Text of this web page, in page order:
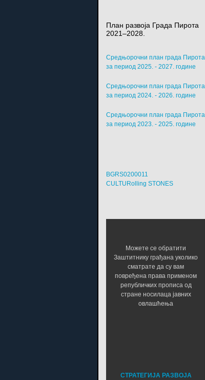
План развоја Града Пирота
2021–2028.
Средњорочни план града Пирота
за период 2025. - 2027. године
Средњорочни план града Пирота
за период 2024. - 2026. године
Средњорочни план града Пирота
за период 2023. - 2025. године
BGRS0200011
CULTURolling STONES
Можете се обратити
Заштитнику грађана уколико
сматрате да су вам
повређена права применом
републичких прописа од
стране носилаца јавних
овлашћења
СТРАТЕГИЈА РАЗВОЈА